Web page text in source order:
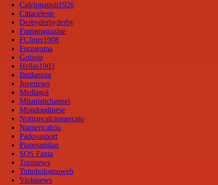
Calcionapoli1926
Cittaceleste
Derbyderbyderby
Fantamagazine
FCInter1908
Forzaroma
Golssip
Hellas1903
Ilmilanista
Juvenews
Mediagol
Milanistichannel
Mondoudinese
Notiziecalciomercato
Numericalcio
Padovasport
Pianetamilan
SOS Fanta
Toronews
Tuttobolognaweb
Violanews